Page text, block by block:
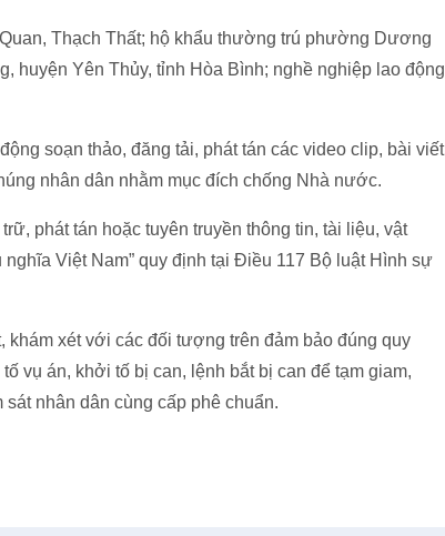
Thạch Thất; hộ khẩu thường trú phường Dương
huyện Yên Thủy, tỉnh Hòa Bình; nghề nghiệp lao động
soạn thảo, đăng tải, phát tán các video clip, bài viết
nhân dân nhằm mục đích chống Nhà nước.
phát tán hoặc tuyên truyền thông tin, tài liệu, vật
Việt Nam” quy định tại Điều 117 Bộ luật Hình sự
khám xét với các đối tượng trên đảm bảo đúng quy
vụ án, khởi tố bị can, lệnh bắt bị can để tạm giam,
nhân dân cùng cấp phê chuẩn.